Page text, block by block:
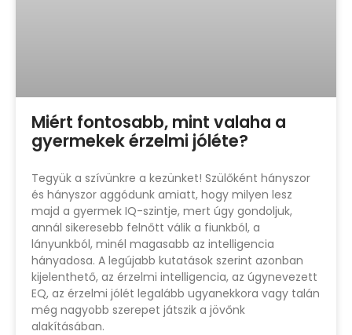
Miért fontosabb, mint valaha a
gyermekek érzelmi jóléte?
Tegyük a szívünkre a kezünket! Szülőként hányszor
és hányszor aggódunk amiatt, hogy milyen lesz
majd a gyermek IQ-szintje, mert úgy gondoljuk,
annál sikeresebb felnőtt válik a fiunkból, a
lányunkból, minél magasabb az intelligencia
hányadosa. A legújabb kutatások szerint azonban
kijelenthető, az érzelmi intelligencia, az úgynevezett
EQ, az érzelmi jólét legalább ugyanekkora vagy talán
még nagyobb szerepet játszik a jövőnk
alakításában.